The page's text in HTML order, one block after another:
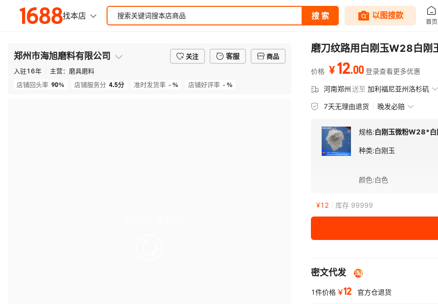
郑州市海旭磨料有限公司 关注 客服
商品
入驻16年 主营： 磨具磨料
店铺回头率 90% 店铺服务分 4.5分 准时发货率 - % 店铺好评率 - %
磨刀纹路用白刚玉W28白
价格 ¥12.00 登录查看更多优惠
河南郑州送至 加利福尼亚州洛杉矶
7天无理由退货 晚发必赔
规格:白刚玉微粉W28*
种类:白刚玉
颜色:白色
¥12 库存 99999
密文代发
1件价格 ￥12 官方仓退货